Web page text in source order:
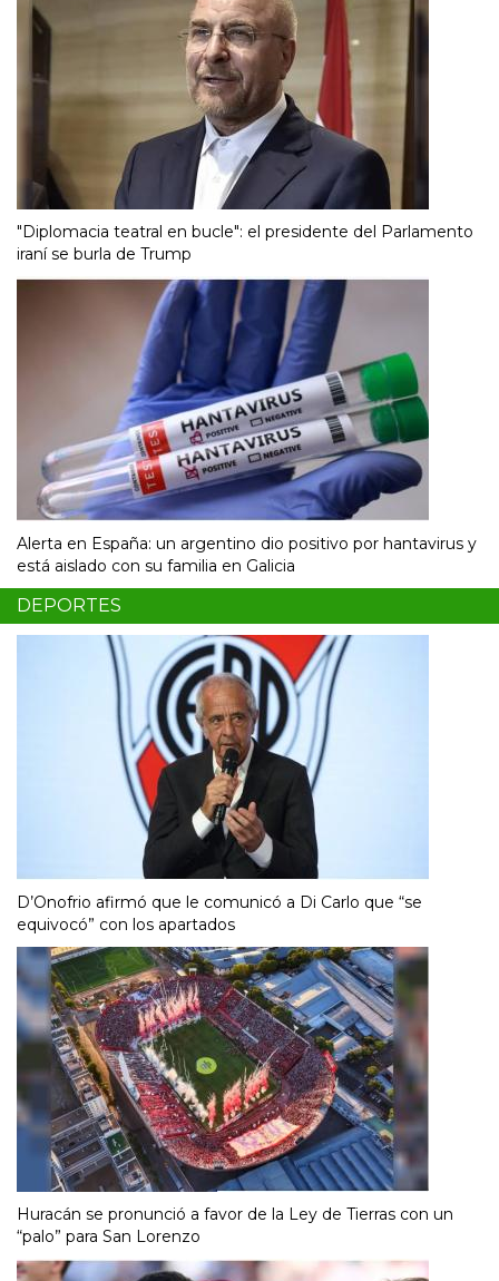
"Diplomacia teatral en bucle": el presidente del Parlamento
iraní se burla de Trump
Alerta en España: un argentino dio positivo por hantavirus y
está aislado con su familia en Galicia
DEPORTES
D’Onofrio afirmó que le comunicó a Di Carlo que “se
equivocó” con los apartados
Huracán se pronunció a favor de la Ley de Tierras con un
“palo” para San Lorenzo